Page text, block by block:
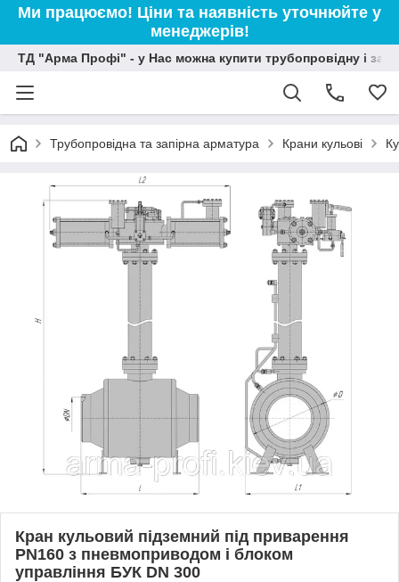
Ми працюємо! Ціни та наявність уточнюйте у
менеджерів!
ТД "Арма Профі" - у Нас можна купити трубопровідну і
Трубопровідна та запірна арматура Крани кульові
Кран кульовий підземний під приварення
РN160 з пневмоприводом і блоком
управління БУК DN 300